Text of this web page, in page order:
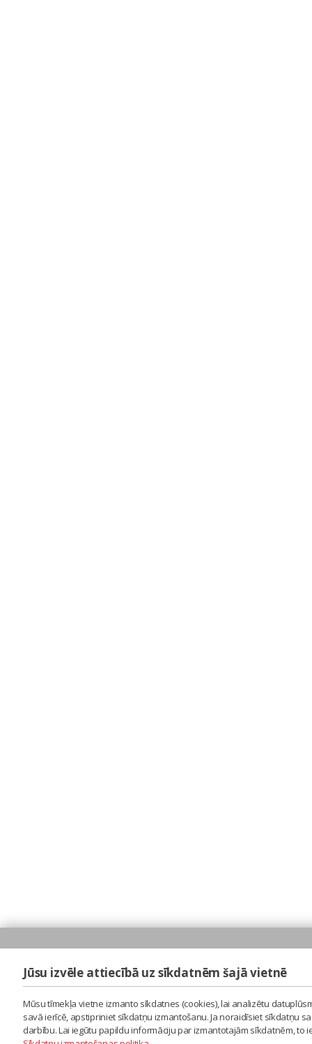
Jūsu izvēle attiecībā uz sīkdatnēm šajā vietnē
Mūsu tīmekļa vietne izmanto sīkdatnes (cookies), lai analizētu
savā ierīcē, apstipriniet sīkdatņu izmantošanu. Ja noraidīsiet sīkdatņu
darbību. Lai iegūtu papildu informāciju par izmantotajām sīkdatnēm,